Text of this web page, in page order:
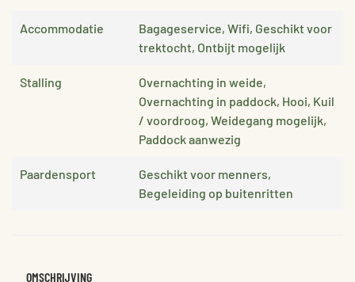
Accommodatie
Bagageservice, Wifi, Geschikt voor
trektocht, Ontbijt mogelijk
Stalling
Overnachting in weide,
Overnachting in paddock, Hooi, Kuil
/ voordroog, Weidegang mogelijk,
Paddock aanwezig
Paardensport
Geschikt voor menners,
Begeleiding op buitenritten
OMSCHRIJVING